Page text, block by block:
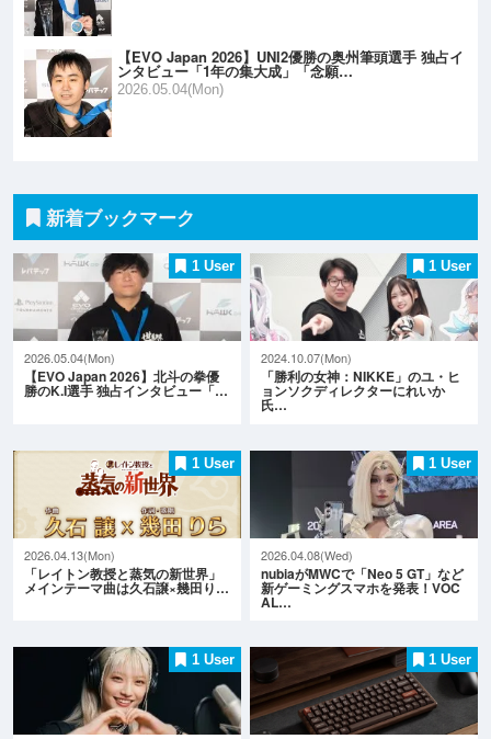
【EVO Japan 2026】UNI2優勝の奥州筆頭選手 独占イ
ンタビュー「1年の集大成」「念願…
2026.05.04(Mon)
新着ブックマーク
1 User
2026.05.04(Mon)
【EVO Japan 2026】北斗の拳優
勝のK.I選手 独占インタビュー「…
1 User
2024.10.07(Mon)
「勝利の女神：NIKKE」のユ・ヒ
ョンソクディレクターにれいか
氏…
1 User
2026.04.13(Mon)
「レイトン教授と蒸気の新世界」
メインテーマ曲は久石譲×幾田り…
1 User
2026.04.08(Wed)
nubiaがMWCで「Neo 5 GT」など
新ゲーミングスマホを発表！VOC
AL…
1 User 1 User